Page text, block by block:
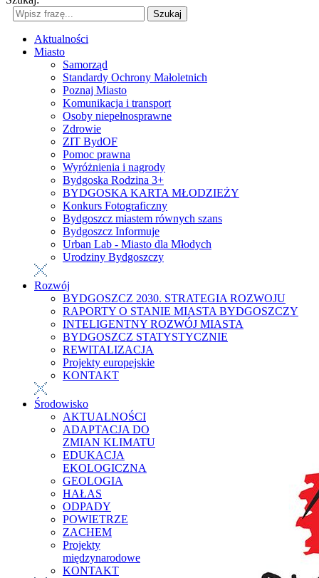
Szukaj
Aktualności
Miasto
Samorząd
Standardy Ochrony Małoletnich
Poznaj Miasto
Komunikacja i transport
Osoby niepełnosprawne
Zdrowie
ZIT BydOF
Pomoc prawna
Wyróżnienia i nagrody
Bydgoska Rodzina 3+
BYDGOSKA KARTA MŁODZIEŻY
Konkurs Fotograficzny
Bydgoszcz miastem równych szans
Bydgoszcz Informuje
Urban Lab - Miasto dla Młodych
Urodziny Bydgoszczy
Rozwój
BYDGOSZCZ 2030. STRATEGIA ROZWOJU
RAPORTY O STANIE MIASTA BYDGOSZCZY
INTELIGENTNY ROZWÓJ MIASTA
BYDGOSZCZ STATYSTYCZNIE
REWITALIZACJA
Projekty europejskie
KONTAKT
Środowisko
AKTUALNOŚCI
ADAPTACJA DO
ZMIAN KLIMATU
EDUKACJA
EKOLOGICZNA
GEOLOGIA
HAŁAS
ODPADY
POWIETRZE
ZACHEM
Projekty
międzynarodowe
KONTAKT